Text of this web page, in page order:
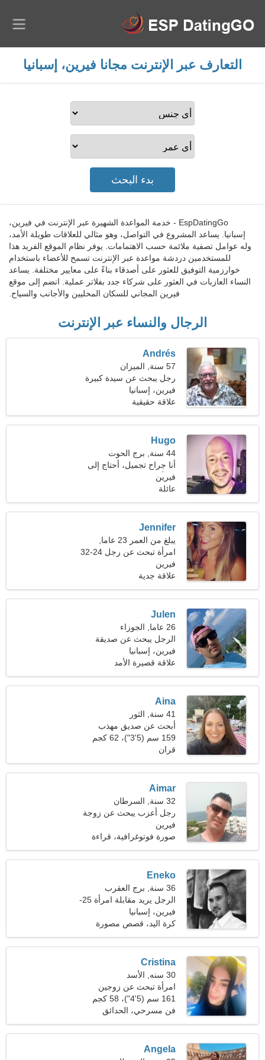
التعارف عبر الإنترنت مجانا فيرين، إسبانيا
EspDatingGo - خدمة المواعدة الشهيرة عبر الإنترنت في فيرين،
إسبانيا. يساعد المشروع في التواصل، وهو مثالي للعلاقات طويلة الأمد،
وله عوامل تصفية ملائمة حسب الاهتمامات. يوفر نظام الموقع الفريد هذا
للمستخدمين دردشة مواعدة عبر الإنترنت تسمح للأعضاء باستخدام
خوارزمية التوفيق للعثور على أصدقاء بناءً على معايير مختلفة. يساعد
النساء العازبات في العثور على شركاء جدد بفلاتر عملية. انضم إلى موقع
فيرين المجاني للسكان المحليين والأجانب والسياح.
الرجال والنساء عبر الإنترنت
Andrés
57 سنة, الميزان
رجل يبحث عن سيدة كبيرة
فيرين، إسبانيا
علاقة حقيقية
Hugo
44 سنة, برج الحوت
أنا جراح تجميل، أحتاج إلى
امرأة شغوفة
فيرين
عائلة
Jennifer
يبلغ من العمر 23 عاما,
الميزان
امرأة تبحث عن رجل 24-32
فيرين
علاقة جدية
Julen
26 عاما, الجوزاء
الرجل يبحث عن صديقة
فيرين، إسبانيا
علاقة قصيرة الأمد
Aina
41 سنة, الثور
أبحث عن صديق مهذب
للعائلة
159 سم (5'3")، 62 كجم
(136 رطلا)
قران
Aimar
32 سنة, السرطان
رجل أعزب يبحث عن زوجة
23-28
فيرين
صورة فوتوغرافية، قراءة
Eneko
36 سنة, برج العقرب
الرجل يريد مقابلة امرأة 25-
31
فيرين، إسبانيا
كرة اليد، قصص مصورة
يابانية
Cristina
30 سنه, الأسد
امرأة تبحث عن زوجين
161 سم (5'4")، 58 كجم
(127 رطلا)
فن مسرحي، الحدائق
Angela